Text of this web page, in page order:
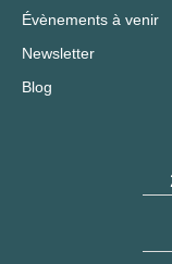
Évènements à venir
Newsletter
Blog